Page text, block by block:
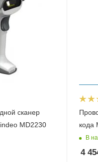
сканер
MD2230
кода
В
4